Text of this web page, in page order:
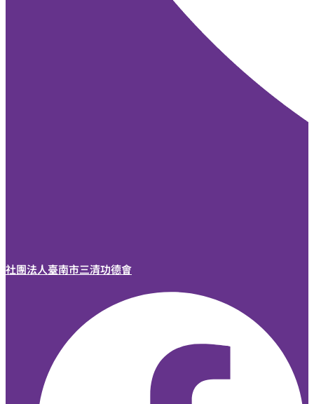
社團法人臺南市三清功德會